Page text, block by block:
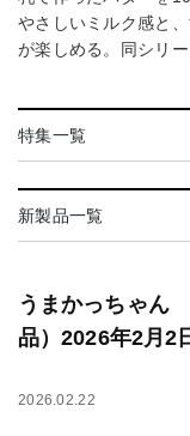
やさしいミルク感と
が楽しめる。同シリ
特集一覧
新製品一覧
うまかっちゃん
品）2026年2月2
2026.02.22